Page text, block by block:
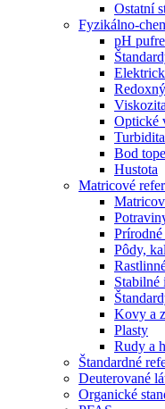
Ostatní
Fyzikálno-
pH pufre
Viskozita
Optické
Turbidita
Bod
Hustota
Matricové
Pôdy,
Stabilné
Kovy a
Plasty
Rudy a
Štandardné
Deuterované
Organické